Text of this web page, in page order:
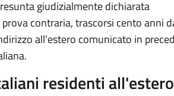
giudizialmente dichiarata
contraria, trascorsi cento
all’estero comunicato in
residenti all'estero